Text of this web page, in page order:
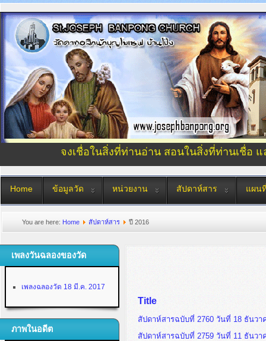
จงเชื่อในสิ่งที่ท่านอ่าน สอนในสิ่งที่ท่านเชื่อ
Home ข้อมูลวัด หน่วยงาน สัปดาห์สาร แผน
You are here: Home สัปดาห์สาร ปี 2016
เพลงวันฉลองของวัด
เพลงฉลองวัด 18 มี.ค. 2017
ภาพในอดีต
Title
สัปดาห์สารฉบับที่ 2760 วันที่ 18 ธันวา
สัปดาห์สารฉบับที่ 2759 วันที่ 11 ธันวา